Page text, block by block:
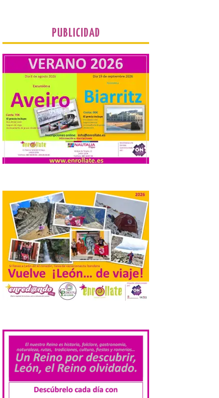
distribuye folletos con la
programación del evento
del eclipse solar que
organiza con la ESA y el
Ayuntamiento
7 Ago 2026
Los materiales ya pueden
recogerse gratuitamente
en la Oficina de
Información Turística de
León e incluyen, además
del programa del evento, una guía
práctica con recomendaciones
elaboradas por especialistas para
Laciana comienza su
programación para
disfrutar el eclipse total
del 12 de agosto
7 Ago 2026
Durante los días 1 y 2 de
agosto, tanto el público
infantil como el adulto
pudo disfrutar de un
público infantil y, el resto del […]
Más de 200.000 jóvenes
nacidos en 2008 ya han
solicitado el Bono Cultural
Joven 2026 en su primer
PUBLICIDAD